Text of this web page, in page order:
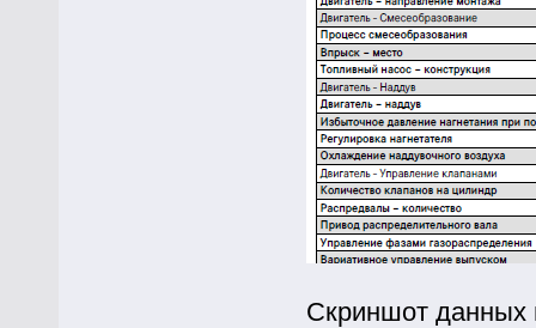
Скриншот данных